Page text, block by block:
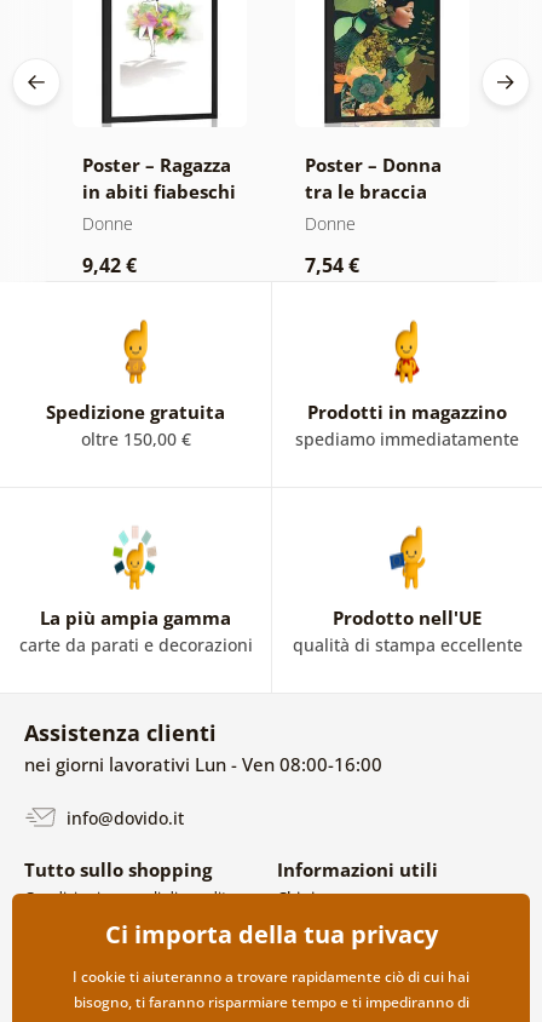
Poster – Ragazza
in abiti fiabeschi
Donne
9,42 €
Poster – Donna
tra le braccia
della natura
Donne
7,54 €
Spedizione gratuita
oltre 150,00 €
Prodotti in magazzino
spediamo immediatamente
La più ampia gamma
carte da parati e decorazioni
Prodotto nell'UE
qualità di stampa eccellente
Assistenza clienti
nei giorni lavorativi Lun - Ven 08:00-16:00
info@dovido.it
Tutto sullo shopping
Condizioni generali di vendita e
Politica sulla privacy
Opzioni di spedizione e
pagamento
Informazioni utili
Chi siamo
FAQ
Contatti
Collaborazione all’ingrosso
Ci importa della tua privacy
I cookie ti aiuteranno a trovare rapidamente ciò di cui hai
bisogno, ti faranno risparmiare tempo e ti impediranno di